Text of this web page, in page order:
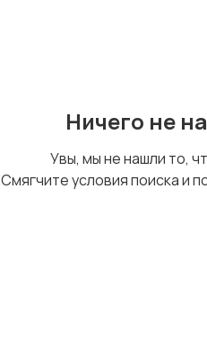
Ничего не
Увы, мы не нашли то,
Смягчите условия поиска и